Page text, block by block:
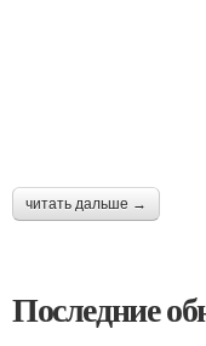
читать дальше →
Последние